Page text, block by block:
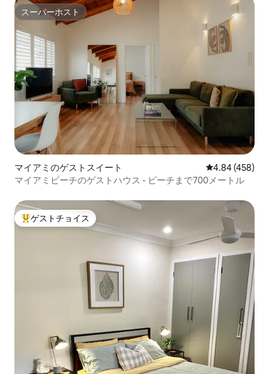
スーパーホスト
スーパーホスト
マイアミのゲストスイート レビュー458
4.84 (458)
マイアミビーチのゲストハウス - ビーチまで700メートル
大好評のゲストチョイスです。
ゲストチョイス